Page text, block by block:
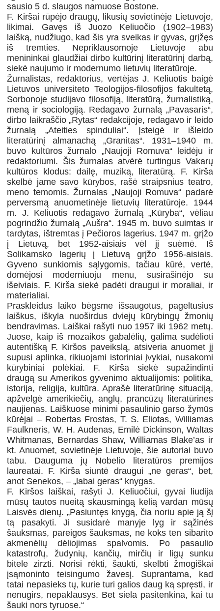
sausio 5 d. slaugos namuose Bostone.
F. Kiršai rūpėjo draugų, likusių sovietinėje Lietuvoje,
likimai. Gavęs iš Juozo Keliuočio (1902–1983)
laišką, nudžiugo, kad šis yra sveikas ir gyvas, grįžęs
iš tremties. Nepriklausomoje Lietuvoje abu
menininkai glaudžiai dirbo kultūrinį literatūrinį darbą,
siekė naujumo ir modernumo lietuvių literatūroje.
Žurnalistas, redaktorius, vertėjas J. Keliuotis baigė
Lietuvos universiteto Teologijos-filosofijos fakultetą,
Sorbonoje studijavo filosofiją, literatūrą, žurnalistiką,
meną ir sociologiją. Redagavo žurnalą „Pavasaris“,
dirbo laikraščio „Rytas“ redakcijoje, redagavo ir leido
žurnalą „Ateities spinduliai“. Įsteigė ir išleido
literatūrinį almanachą „Granitas“. 1931–1940 m.
buvo kultūros žurnalo „Naujoji Romuva“ leidėju ir
redaktoriumi. Šis žurnalas atvėrė turtingus Vakarų
kultūros klodus: dailę, muziką, literatūrą. F. Kirša
skelbė jame savo kūrybos, rašė straipsnius teatro,
meno temomis. Žurnalas „Naujoji Romuva“ padarė
perversmą anuometinėje lietuvių literatūroje. 1944
m. J. Keliuotis redagavo žurnalą „Kūryba“, vėliau
pogrindžio žurnalą „Aušra“. 1945 m. buvo suimtas ir
tardytas, ištremtas į Pečioros lagerius. 1947 m. grįžo
į Lietuvą, bet 1952-aisiais vėl jį suėmė. Iš
Solikamsko lagerių į Lietuvą grįžo 1956-aisiais.
Gyveno sunkiomis sąlygomis, tačiau kūrė, vertė,
domėjosi moderniuoju menu, susirašinėjo su
išeiviais. F. Kirša siekė padėti draugui ir moraliai, ir
materialiai.
Praskleidus laiko bėgsme išsaugotus, pageltusius
laiškus, iškyla nuoširdus dviejų kūrybingų žmonių
bendravimas. Laiškai rašyti nuo 1957 iki 1962 metų.
Juose, kaip iš mozaikos gabalėlių, galima sudėlioti
autentišką F. Kiršos paveikslą, atsiveria anuomet jį
supusi aplinka, rikiuojami istoriniai įvykiai, nusakomi
kūrybiniai polėkiai. F. Kirša siekė supažindinti
draugą su Amerikos gyvenimo aktualijomis: politika,
istorija, religija, kultūra. Aprašė literatūrinę situaciją,
apžvelgė amerikiečių, anglų, prancūzų literatūrines
naujienas. Laiškuose minimi pasaulinio garso žymūs
kūrėjai – Robertas Frostas, T. S. Eliotas, Williamas
Faulkneris, W. H. Audenas, Emilė Dickinson, Waltas
Whitmanas, Bernardas Shaw, Williamas Blake’as ir
kt. Anuomet, sovietinėje Lietuvoje, šie autoriai buvo
tabu. Dauguma jų Nobelio literatūros premijos
laureatai. F. Kirša siuntė draugui „ne geras“, bet,
anot Senekos, – „labai geras“ knygas.
F. Kiršos laiškai, rašyti J. Keliuočiui, gyvai liudija
mūsų tautos nueitą skausmingą kelią vardan mūsų
Laisvės dienų. „Pasiuntęs knygą, čia noriu apie ją šį
tą pasakyti. Ji susidarė manyje lyg ir sąžinės
šauksmas, pareigos šauksmas, ne koks ten sibarito
akmenėlių dėliojimas spalvomis. Po pasaulio
katastrofų, žudynių, kančių, mirčių ir ligų sunku
bitele zirzti. Norisi rėkti, šaukti, skelbti žmogiškai
įsąmoninto teisingumo žavesį. Suprantama, kad
tatai nepasieks tų, kurie turi galios daug ką spręsti, ir
nenugirs, nepaklausys. Bet siela pasitenkina, kai tu
šauki nors tyruose.“